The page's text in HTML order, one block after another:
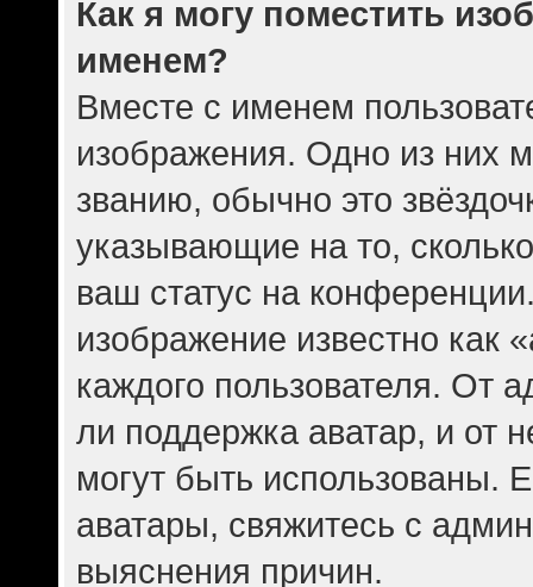
Как я могу поместить
именем?
Вместе с именем
изображения. Одно из них
званию, обычно это
указывающие на то,
ваш статус на
изображение известно как
каждого пользователя. От
ли поддержка аватар, и от
могут быть использованы.
аватары, свяжитесь с
выяснения причин.